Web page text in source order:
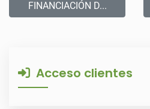
FINANCIACIÓN D...
Acceso clientes